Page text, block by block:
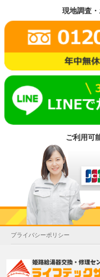
現地調査
ご利用可
プライバシーポリシー